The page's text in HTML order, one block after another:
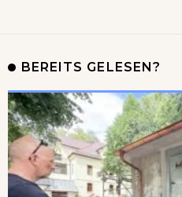
BEREITS GELESEN?